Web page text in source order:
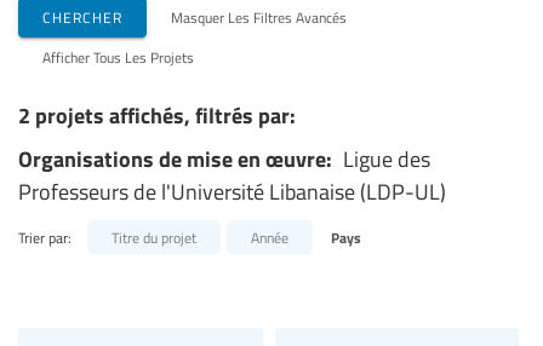
CHERCHER Masquer Les Filtres Avancés
Afficher Tous Les Projets
2 projets affichés, filtrés par:
Organisations de mise en œuvre: Ligue des
Professeurs de l'Université Libanaise (LDP-UL)
Trier par: Titre du projet Année Pays